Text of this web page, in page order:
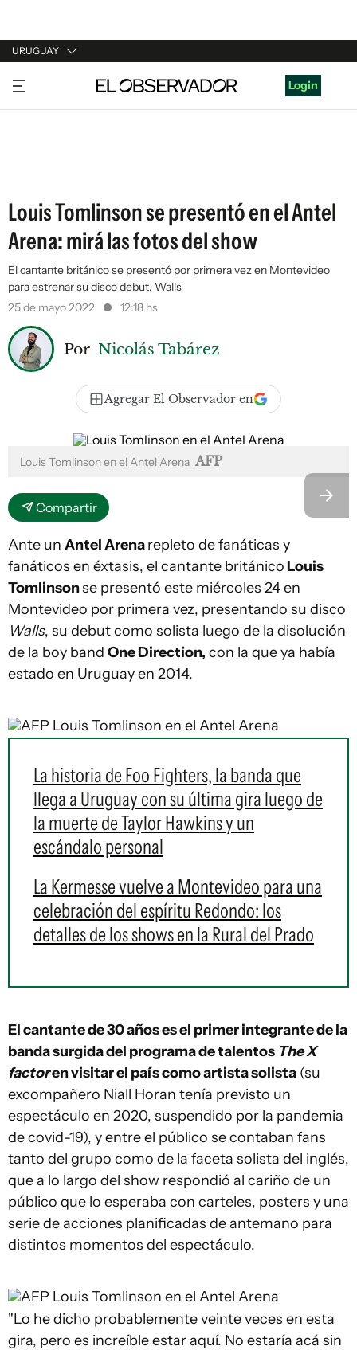
URUGUAY
URUGUAY
ARGENTINA
Login
Louis Tomlinson se presentó en el Antel
Arena: mirá las fotos del show
El cantante británico se presentó por primera vez en Montevideo
para estrenar su disco debut, Walls
25 de mayo 2022
12:18 hs
Por Nicolás Tabárez
Agregar El Observador en
Louis Tomlinson en el Antel Arena AFP
Compartir
Ante un Antel Arenarepleto de fanáticas y
fanáticos en éxtasis, el cantante británico Louis
Tomlinsonse presentó este miércoles 24 en
Montevideo por primera vez, presentando su disco
Walls, su debut como solista luego de la disolución
de la boy band One Direction, con la que ya había
estado en Uruguay en 2014.
AFP Louis Tomlinson en el Antel Arena
La historia de Foo Fighters, la banda que
llega a Uruguay con su última gira luego de
la muerte de Taylor Hawkins y un
escándalo personal
La Kermesse vuelve a Montevideo para una
celebración del espíritu Redondo: los
detalles de los shows en la Rural del Prado
El cantante de 30 años es el primer integrante de la
banda surgida del programa de talentos The X
factoren visitar el país como artista solista (su
excompañero Niall Horan tenía previsto un
espectáculo en 2020, suspendido por la pandemia
de covid-19), y entre el público se contaban fans
tanto del grupo como de la faceta solista del inglés,
que a lo largo del show respondió al cariño de un
público que lo esperaba con carteles, posters y una
serie de acciones planificadas de antemano para
distintos momentos del espectáculo.
AFP Louis Tomlinson en el Antel Arena
"Lo he dicho probablemente veinte veces en esta
gira, pero es increíble estar aquí. No estaría acá sin